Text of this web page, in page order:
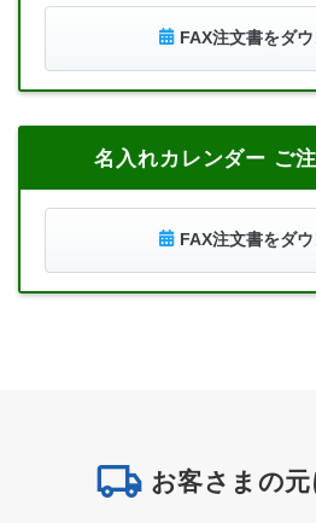
FAX注文書をダ
名入れカレンダー ご
FAX注文書をダ
お客さまの